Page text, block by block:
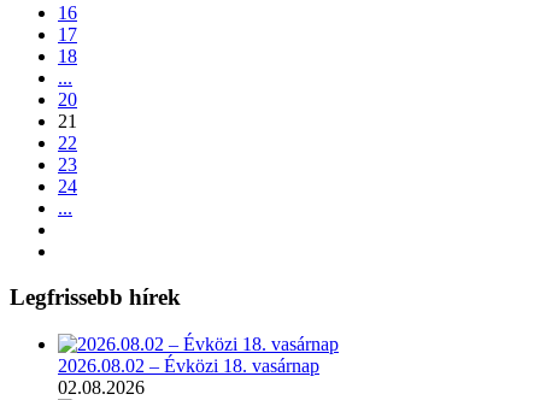
16
17
18
...
20
21
22
23
24
...
Legfrissebb hírek
2026.08.02 – Évközi 18. vasárnap
02.08.2026